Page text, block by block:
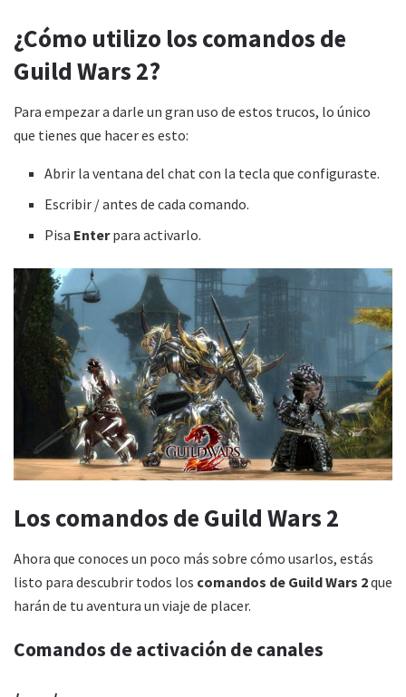
¿Cómo utilizo los comandos de
Guild Wars 2?
Para empezar a darle un gran uso de estos trucos, lo único
que tienes que hacer es esto:
Abrir la ventana del chat con la tecla que configuraste.
Escribir / antes de cada comando.
Pisa Enterpara activarlo.
Los comandos de Guild Wars 2
Ahora que conoces un poco más sobre cómo usarlos, estás
listo para descubrir todos los comandos de Guild Wars 2que
harán de tu aventura un viaje de placer.
Comandos de activación de canales